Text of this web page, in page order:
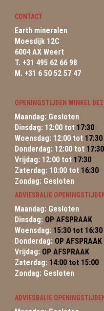
CONTACT
Earth mineralen
Moesdijk 12C
6004 AX Weert
T. +31 495 62 66 98
M. +31 6 50 52 57 47
OPENINGSTIJDEN WINKEL
Maandag: Gesloten
Dinsdag: 12:00 tot 17:30
Woensdag: 12:00 tot 17:30
Donderdag: 12:00 tot 17:30
Vrijdag: 12:00 tot 17:30
Zaterdag: 10:00 tot 16:30
Zondag: Gesloten
ADVIESBALIE OPENINGSTIJDEN
Maandag: Gesloten
Dinsdag: OP AFSPRAAK
Woensdag: 15:30 tot 16:30
Donderdag: OP AFSPRAAK
Vrijdag: OP AFSPRAAK
Zaterdag: 14:00 tot 15:00
Zondag: Gesloten
ADVIESBALIE OPENINGSTIJDEN